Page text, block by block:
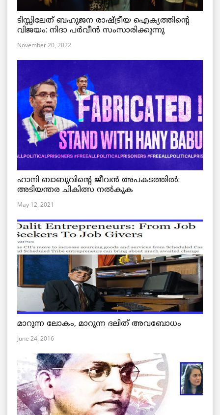
ടിസ്സിലേത് ബഹുജന രാഷ്ട്രീയ ഐക്യത്തിന്റെ
വിജയം: നിദാ പർവീൻ സംസാരിക്കുന്നു
November 20, 2022
ഹാനി ബാബുവിന്റെ ജീവൻ അപകടത്തിൽ:
അടിയന്തര ചികിത്സ നൽകുക
May 12, 2021
മാറുന്ന ലോകം, മാറുന്ന ദലിത് അവബോധം
June 24, 2016